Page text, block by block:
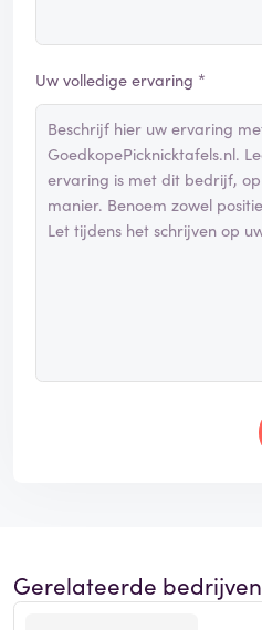
Uw volledige ervaring *
Gerelateerde bedrijven